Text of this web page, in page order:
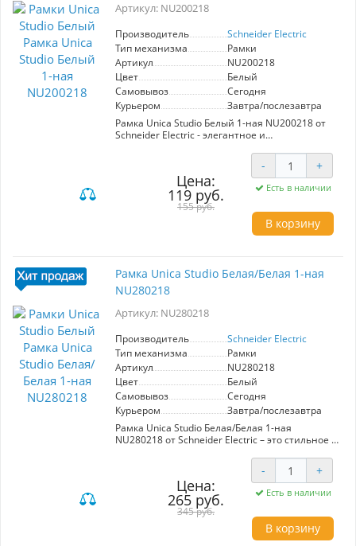
Артикул: NU200218
Производитель
Schneider Electric
Тип механизма
Рамки
Артикул
NU200218
Цвет
Белый
Самовывоз
Сегодня
Курьером
Завтра/послезавтра
Рамка Unica Studio Белый 1-ная NU200218 от
Schneider Electric - элегантное и
интерьера. Артикул: NU200218. Белый цвет
гармонично вписывается в любые
дизайнерские решения. Прочная конструкция
обеспечивает долговечность, а современный
дизайн добавляет стиль. Идеально подходит
для установки в жилых и офисных
Цена:
119 руб.
155 руб.
- +
Есть в наличии
В корзину
Рамка Unica Studio Белая/Белая 1-ная
NU280218
Артикул: NU280218
Производитель
Schneider Electric
Тип механизма
Рамки
Артикул
NU280218
Цвет
Белый
Самовывоз
Сегодня
Курьером
Завтра/послезавтра
Рамка Unica Studio Белая/Белая 1-ная
NU280218 от Schneider Electric – это стильное и
интерьера. Изготовленная из
высококачественных материалов, она
обеспечивает надежность и долговечность.
Элегантный белый цвет гармонично
вписывается в любой дизайн, подчеркивая
современный стиль. Идеальна для установки
в жилых и офисных помещениях, рамка легко
Цена:
265 руб.
345 руб.
- +
Есть в наличии
В корзину